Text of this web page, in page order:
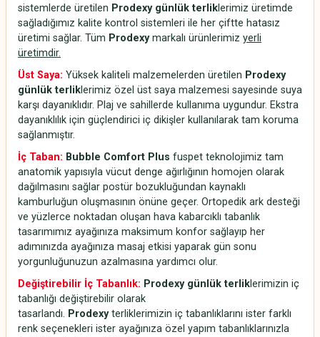
sistemlerde üretilen Prodexy günlük terliklerimiz üretimde
sağladığımız kalite kontrol sistemleri ile her çiftte hatasız
üretimi sağlar. Tüm Prodexymarkalı ürünlerimiz yerli
üretimdir.
Üst Saya: Yüksek kaliteli malzemelerden üretilen Prodexy
günlük terliklerimiz özel üst saya malzemesi sayesinde suya
karşı dayanıklıdır. Plaj ve sahillerde kullanıma uygundur. Ekstra
dayanıklılık için güçlendirici iç dikişler kullanılarak tam koruma
sağlanmıştır.
İç Taban: Bubble Comfort Plus fuspet teknolojimiz tam
anatomik yapısıyla vücut denge ağırlığının homojen olarak
dağılmasını sağlar postür bozukluğundan kaynaklı
kamburluğun oluşmasının önüne geçer. Ortopedik ark desteği
ve yüzlerce noktadan oluşan hava kabarcıklı tabanlık
tasarımımız ayağınıza maksimum konfor sağlayıp her
adımınızda ayağınıza masaj etkisi yaparak gün sonu
yorgunluğunuzun azalmasına yardımcı olur.
Değiştirebilir İç Tabanlık: Prodexy günlük terliklerimizin iç
tabanlığı değiştirebilir olarak
tasarlandı. Prodexyterliklerimizin iç tabanlıklarını ister farklı
renk seçenekleri ister ayağınıza özel yapım tabanlıklarınızla